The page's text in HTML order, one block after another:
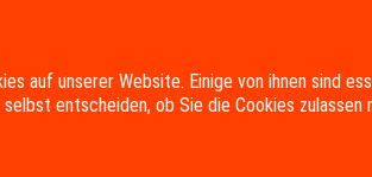
Impressum Datenschutzerklärung
auf unserer Website. Einige von ihnen sind
selbst entscheiden, ob Sie die Cookies